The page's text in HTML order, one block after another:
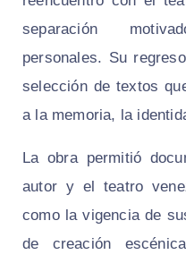
separación
personales. Su
selección de textos
a la memoria, la
La obra permitió
autor y el teatro
como la vigencia de
de creación